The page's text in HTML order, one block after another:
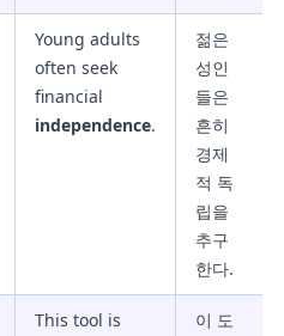
Young adults
often seek
financial
independence.
젊은
성인
들은
흔히
경제
적 독
립을
추구
한다.
This tool is
이 도